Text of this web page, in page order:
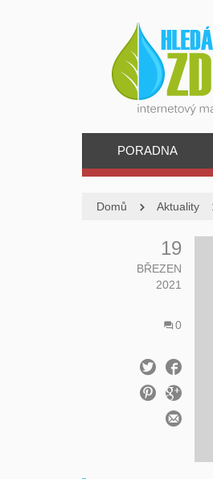
PORADNA
Domů Aktuality
19
BŘEZEN
2021
0